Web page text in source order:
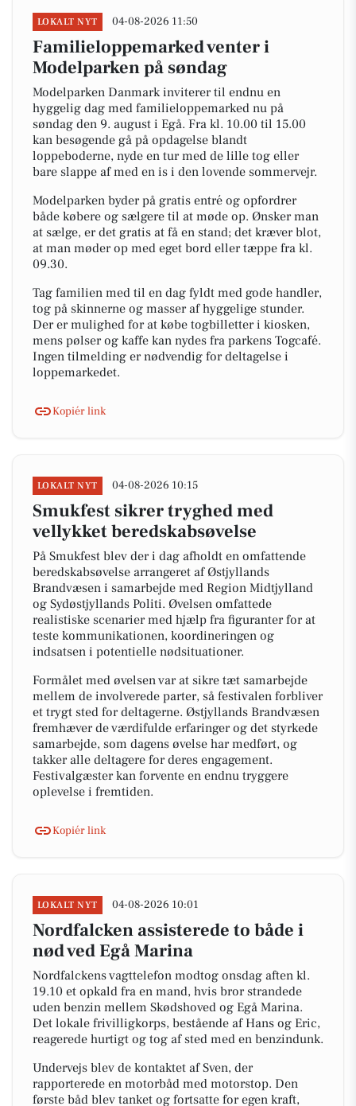
LOKALT NYT 04-08-2026 11:50
Familieloppemarked venter i
Modelparken på søndag
Modelparken Danmark inviterer til endnu en
hyggelig dag med familieloppemarked nu på
søndag den 9. august i Egå. Fra kl. 10.00 til 15.00
kan besøgende gå på opdagelse blandt
loppeboderne, nyde en tur med de lille tog eller
bare slappe af med en is i den lovende sommervejr.
Modelparken byder på gratis entré og opfordrer
både købere og sælgere til at møde op. Ønsker man
at sælge, er det gratis at få en stand; det kræver blot,
at man møder op med eget bord eller tæppe fra kl.
09.30.
Tag familien med til en dag fyldt med gode handler,
tog på skinnerne og masser af hyggelige stunder.
Der er mulighed for at købe togbilletter i kiosken,
mens pølser og kaffe kan nydes fra parkens Togcafé.
Ingen tilmelding er nødvendig for deltagelse i
loppemarkedet.
Kopiér link
LOKALT NYT 04-08-2026 10:15
Smukfest sikrer tryghed med
vellykket beredskabsøvelse
På Smukfest blev der i dag afholdt en omfattende
beredskabsøvelse arrangeret af Østjyllands
Brandvæsen i samarbejde med Region Midtjylland
og Sydøstjyllands Politi. Øvelsen omfattede
realistiske scenarier med hjælp fra figuranter for at
teste kommunikationen, koordineringen og
indsatsen i potentielle nødsituationer.
Formålet med øvelsen var at sikre tæt samarbejde
mellem de involverede parter, så festivalen forbliver
et trygt sted for deltagerne. Østjyllands Brandvæsen
fremhæver de værdifulde erfaringer og det styrkede
samarbejde, som dagens øvelse har medført, og
takker alle deltagere for deres engagement.
Festivalgæster kan forvente en endnu tryggere
oplevelse i fremtiden.
Kopiér link
LOKALT NYT 04-08-2026 10:01
Nordfalcken assisterede to både i
nød ved Egå Marina
Nordfalckens vagttelefon modtog onsdag aften kl.
19.10 et opkald fra en mand, hvis bror strandede
uden benzin mellem Skødshoved og Egå Marina.
Det lokale frivilligkorps, bestående af Hans og Eric,
reagerede hurtigt og tog af sted med en benzindunk.
Undervejs blev de kontaktet af Sven, der
rapporterede en motorbåd med motorstop. Den
første båd blev tanket og fortsatte for egen kraft,